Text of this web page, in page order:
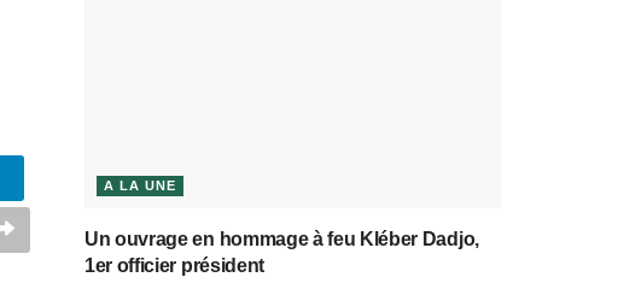
A LA UNE
Un ouvrage en hommage à feu Kléber Dadjo,
1er officier président